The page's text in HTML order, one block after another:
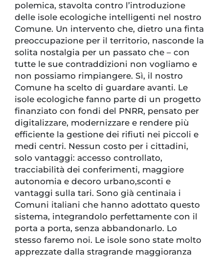
polemica, stavolta contro l’introduzione
delle isole ecologiche intelligenti nel nostro
Comune. Un intervento che, dietro una finta
preoccupazione per il territorio, nasconde la
solita nostalgia per un passato che – con
tutte le sue contraddizioni non vogliamo e
non possiamo rimpiangere. Sì, il nostro
Comune ha scelto di guardare avanti. Le
isole ecologiche fanno parte di un progetto
finanziato con fondi del PNRR, pensato per
digitalizzare, modernizzare e rendere più
efficiente la gestione dei rifiuti nei piccoli e
medi centri. Nessun costo per i cittadini,
solo vantaggi: accesso controllato,
tracciabilità dei conferimenti, maggiore
autonomia e decoro urbano,sconti e
vantaggi sulla tari. Sono già centinaia i
Comuni italiani che hanno adottato questo
sistema, integrandolo perfettamente con il
porta a porta, senza abbandonarlo. Lo
stesso faremo noi. Le isole sono state molto
apprezzate dalla stragrande maggioranza